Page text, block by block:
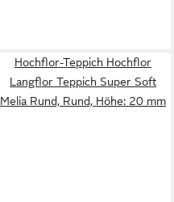
Hochflor-Teppich Hochflor
Langflor Teppich Super Soft
Melia Rund, Rund, Höhe: 20 mm